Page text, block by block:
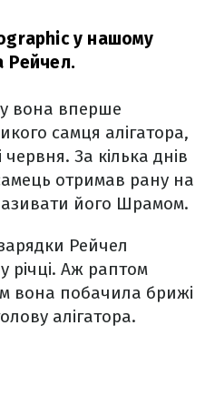
у нашому
Рейчел.
вона вперше
самця алігатора,
За кілька днів
отримав рану на
його Шрамом.
Рейчел
річці. Аж раптом
вона побачила брижі
алігатора.